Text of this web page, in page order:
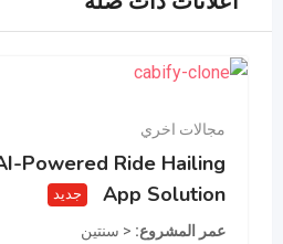
مجالات اخري
Powered Ride Hailing
App Solution
جديد
عمر المشروع < سنتين